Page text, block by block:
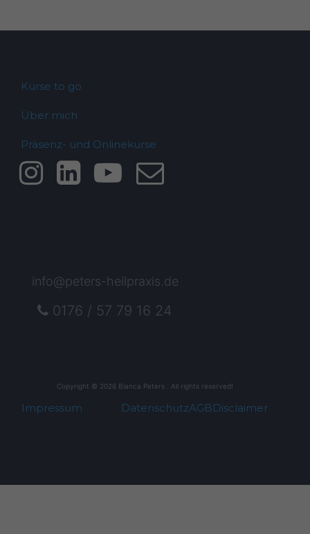
Kurse to go
Über mich
Präsenz- und Onlinekurse
info@peters-heilpraxis.de
0176 / 57 79 16 24
Copyright © 2026 Bianca Peters . All rights reserved!
Impressum DatenschutzAGBDisclaimer